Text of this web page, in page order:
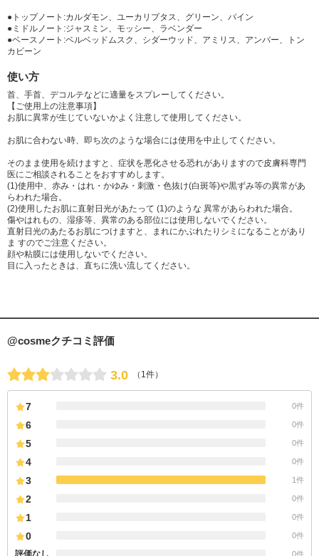
●トップノート:カルダモン、ユーカリプタス、グリーン、パイン
●ミドルノート:ジャスミン、モッシー、ラベンダー
●ベースノート:ベルベッドムスク、シダーウッド、アミリス、アンバー、トン
カビーン
使い方
首、手首、デコルテなどに適量をスプレーしてください。
【ご使用上の注意事項】
お肌に異常が生じていないかよく注意して使用してください。
お肌に合わない時、即ち次のような場合には使用を中止してください。
そのまま使用を続けますと、症状を悪化させる恐れがありますので皮膚科専門
医にご相談されることをおすすめします。
(1)使用中、赤み・はれ・かゆみ・刺激・色抜け(白斑等)や黒ずみ等の異常があ
らわれた場合。
(2)使用したお肌に直射日光があたって (1)のような 異常があらわれた場合。
傷やはれもの、湿疹等、異常のある部位には使用しないでください。
直射日光のあたるお肌につけますと、まれにかぶれたりシミになることがあり
ま すのでご注意ください。
顔や粘膜には使用しないでください。
目に入ったときは、直ちに洗い流してください。
@cosmeクチコミ評価
3.0 （1件）
7 0件
6 0件
5 0件
4 0件
3 1件
2 0件
1 0件
0 0件
評価なし 0件